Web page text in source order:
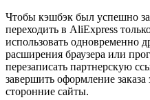
Чтобы кэшбэк был успешно
переходить в AliExpress
использовать одновременно
расширения браузера или
перезаписать партнерскую
завершить оформление
сторонние сайты.